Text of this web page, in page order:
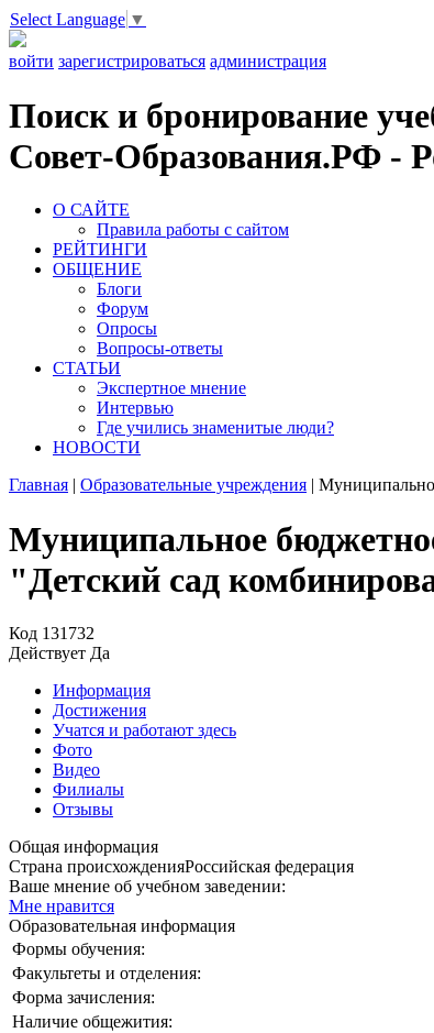
Select Language ▼
войти зарегистрироваться администрация
Поиск и бронирование
Совет-Образования.РФ -
О САЙТЕ
Правила работы с сайтом
РЕЙТИНГИ
ОБЩЕНИЕ
Блоги
Форум
Опросы
Вопросы-ответы
СТАТЬИ
Экспертное мнение
Интервью
Где учились знаменитые люди?
НОВОСТИ
Главная | Образовательные учреждения |
Муниципальное
"Детский сад
Код 131732
Действует Да
Информация
Достижения
Учатся и работают здесь
Фото
Видео
Филиалы
Отзывы
Общая информация
Страна происхожденияРоссийская федерация
Ваше мнение об учебном заведении:
Мне нравится
Образовательная информация
Формы обучения:
Факультеты и отделения:
Форма зачисления:
Наличие общежития: